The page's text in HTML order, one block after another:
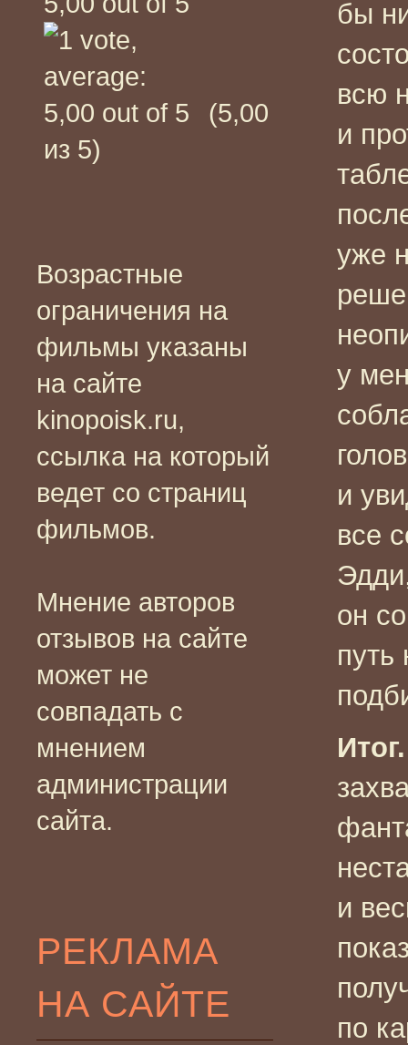
(5,00
из 5)
Возрастные
ограничения на
фильмы указаны
на сайте
kinopoisk.ru,
ссылка на который
ведет со страниц
фильмов.
Мнение авторов
отзывов на сайте
может не
совпадать с
мнением
администрации
сайта.
РЕКЛАМА
НА САЙТЕ
бы
всю
и
уже
у
и
все
он
Итог.
и
по